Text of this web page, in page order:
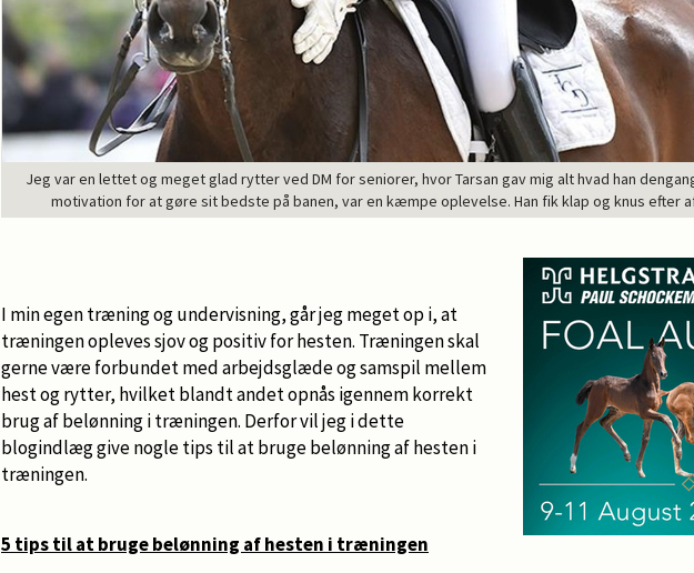
Jeg var en lettet og meget glad rytter ved DM for seniorer, hvor Tarsan gav mig alt hvad han
motivation for at gøre sit bedste på banen, var en kæmpe oplevelse. Han fik klap og knus efter
I min egen træning og undervisning, går jeg meget op i, at
træningen opleves sjov og positiv for hesten. Træningen skal
gerne være forbundet med arbejdsglæde og samspil mellem
hest og rytter, hvilket blandt andet opnås igennem korrekt
brug af belønning i træningen. Derfor vil jeg i dette
blogindlæg give nogle tips til at bruge belønning af hesten i
træningen.
5 tips til at bruge belønning af hesten i træningen